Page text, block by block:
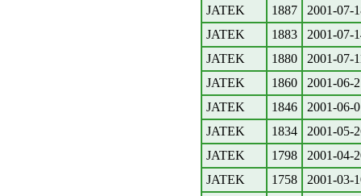
JATEK
1887
2001-07-
JATEK
1883
2001-07-
JATEK
1880
2001-07-
JATEK
1860
2001-06-
JATEK
1846
2001-06-
JATEK
1834
2001-05-
JATEK
1798
2001-04-
JATEK
1758
2001-03-